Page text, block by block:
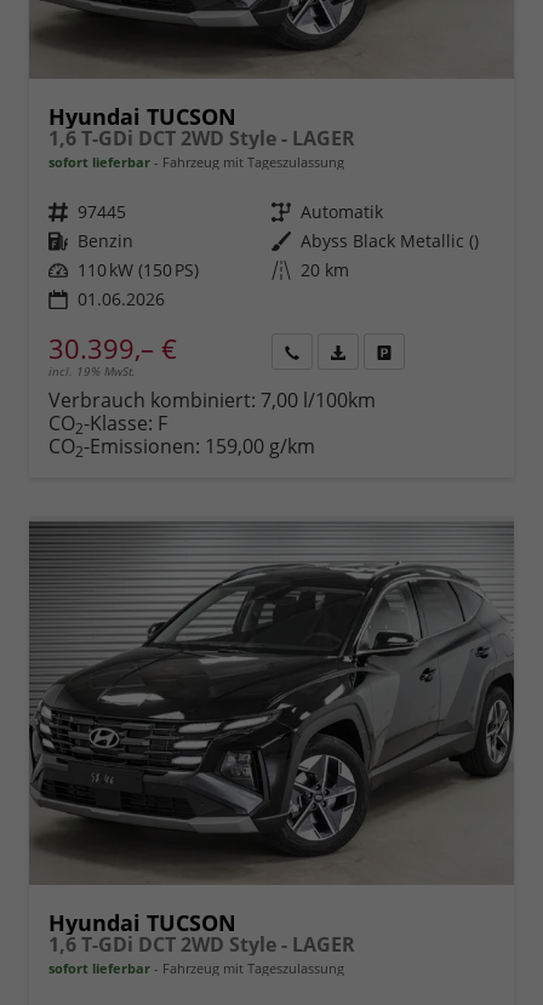
Hyundai TUCSON
1,6 T-GDi DCT 2WD Style - LAGER
sofort lieferbar Fahrzeug mit Tageszulassung
Fahrzeugnr. 97445 Getriebe Automatik
Kraftstoff Benzin Außenfarbe Abyss Black Metallic ()
Leistung 110 kW (150 PS) Kilometerstand 20 km
01.06.2026
30.399,– €
incl. 19% MwSt.
anfordern
Datei,
Verbrauch kombiniert: 7,00 l/100km
CO2-Klasse: F
CO2-Emissionen: 159,00 g/km
Hyundai TUCSON
1,6 T-GDi DCT 2WD Style - LAGER
sofort lieferbar Fahrzeug mit Tageszulassung